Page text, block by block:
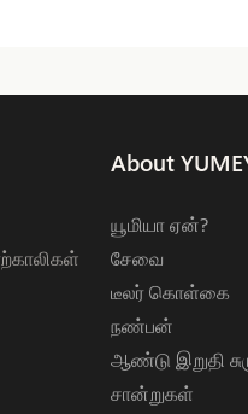
About
யூமியா ஏன்?
சேவை
டீலர் கொள்கை
நண்பன்
ஆண்டு இறுதி
சான்றுகள்